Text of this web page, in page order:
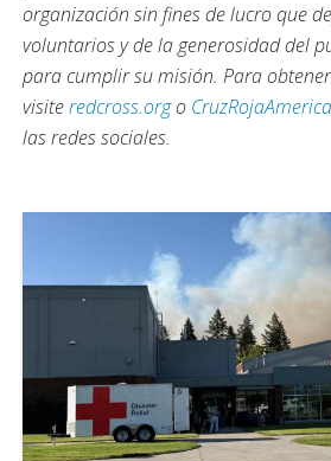
organización sin fines de lucro que
voluntarios y de la generosidad del
para cumplir su misión. Para
visiteredcross.orgo
las redes sociales.